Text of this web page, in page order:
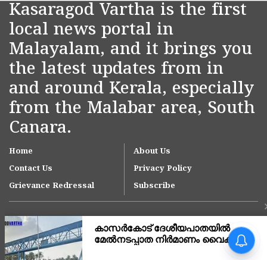
Kasaragod Vartha is the first
local news portal in
Malayalam, and it brings you
the latest updates from in
and around Kerala, especially
from the Malabar area, South
Canara.
Home
About Us
Contact Us
Privacy Policy
Grievance Redressal
Subscribe